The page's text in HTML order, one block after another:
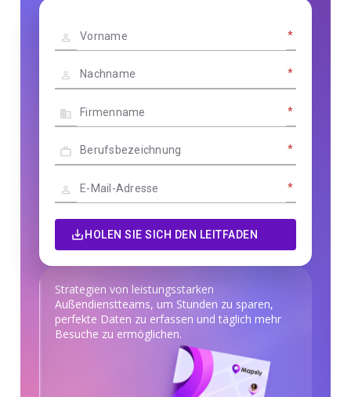
Strategien von leistungsstarken
Außendienstteams, um Stunden zu sparen,
perfekte Daten zu erfassen und täglich mehr
Besuche zu ermöglichen.
*
*
*
*
*
HOLEN SIE SICH DEN LEITFADEN